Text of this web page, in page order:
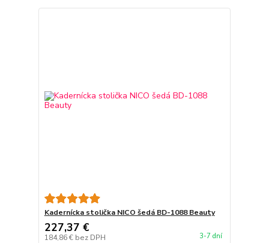
Kadernícka stolička NICO šedá BD-1088 Beauty
227,37 €
184,86 € bez DPH 3-7 dní